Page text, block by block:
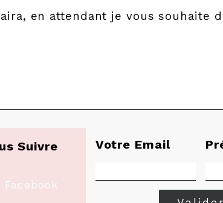
en attendant je vous souhaite
Suivre
Facebook
Votre Email